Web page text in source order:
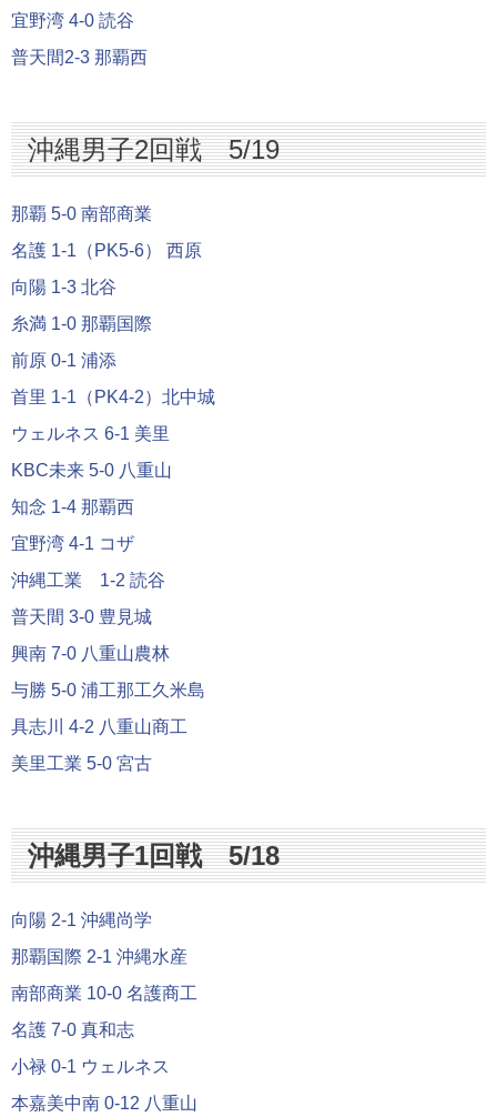
宜野湾 4-0 読谷
普天間2-3 那覇西
沖縄男子2回戦 5/19
那覇 5-0 南部商業
名護 1-1（PK5-6） 西原
向陽 1-3 北谷
糸満 1-0 那覇国際
前原 0-1 浦添
首里 1-1（PK4-2）北中城
ウェルネス 6-1 美里
KBC未来 5-0 八重山
知念 1-4 那覇西
宜野湾 4-1 コザ
沖縄工業 1-2 読谷
普天間 3-0 豊見城
興南 7-0 八重山農林
与勝 5-0 浦工那工久米島
具志川 4-2 八重山商工
美里工業 5-0 宮古
沖縄男子1回戦 5/18
向陽 2-1 沖縄尚学
那覇国際 2-1 沖縄水産
南部商業 10-0 名護商工
名護 7-0 真和志
小禄 0-1 ウェルネス
本嘉美中南 0-12 八重山